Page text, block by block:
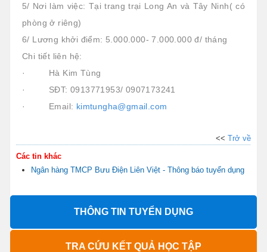
5/ Nơi làm việc: Tại trang trại Long An và Tây Ninh( có
phòng ở riêng)
6/ Lương khởi điểm: 5.000.000- 7.000.000 đ/ tháng
Chi tiết liên hệ:
· Hà Kim Tùng
· SĐT: 0913771953/ 0907173241
· Email: kimtungha@gmail.com
<< Trở về
Các tin khác
Ngân hàng TMCP Bưu Điện Liên Việt - Thông báo tuyển dụng
THÔNG TIN TUYỂN DỤNG
TRA CỨU KẾT QUẢ HỌC TẬP